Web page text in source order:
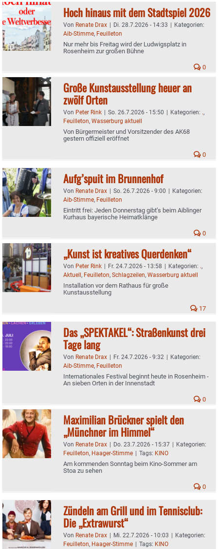
Hoch hinaus mit dem Stadtspiel 2026
Von Renate Drax | Di. 28.7.2026 - 14:33 | Kategorien:
Aib-Stimme, Feuilleton
Nur mehr bis Freitag wird der Ludwigsplatz in
Rosenheim zur großen Bühne
0
Große Kunstausstellung heuer an
zwölf Orten
Von Peter Rink | So. 26.7.2026 - 15:50 | Kategorien: .,
Feuilleton, Wasserburg aktuell
Von Bürgermeister und Vorsitzender des AK68
gestern offiziell eröffnet
0
Aufg’spuit im Brunnenhof
Von Renate Drax | So. 26.7.2026 - 9:00 | Kategorien:
Aib-Stimme, Feuilleton
Eintritt frei: Jeden Donnerstag gibt’s beim Aiblinger
Kurhaus bayerische Heimatklänge
0
„Kunst ist kreatives Querdenken“
Von Peter Rink | Fr. 24.7.2026 - 13:58 | Kategorien: .,
Aktuell, Feuilleton, Schlagzeilen, Wasserburg aktuell
Installation vor dem Rathaus für große
Kunstausstellung
17
Das „SPEKTAKEL“: Straßenkunst drei
Tage lang
Von Renate Drax | Fr. 24.7.2026 - 9:32 | Kategorien:
Aib-Stimme, Feuilleton
Internationales Festival beginnt heute in Rosenheim -
An sieben Orten in der Innenstadt
0
Maximilian Brückner spielt den
„Münchner im Himmel“
Von Renate Drax | Do. 23.7.2026 - 15:37 | Kategorien:
Feuilleton, Haager-Stimme | Tags: KINO
Am kommenden Sonntag beim Kino-Sommer am
Stoa zu sehen
0
Zündeln am Grill und im Tennisclub:
Die „Extrawurst“
Von Renate Drax | Mi. 22.7.2026 - 10:03 | Kategorien:
Feuilleton, Haager-Stimme | Tags: KINO